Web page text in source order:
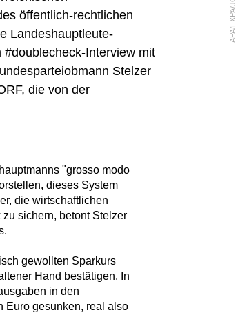
öffentlich-rechtlichen
Landeshauptleute-
Interview mit
Stelzer
die von der
"grosso modo
dieses System
die wirtschaftlichen
sichern, betont Stelzer
gewollten Sparkurs
Hand bestätigen. In
in den
Euro gesunken, real also